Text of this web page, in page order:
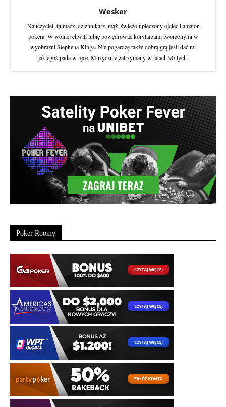
Wesker
Nauczyciel, tłumacz, dziennikarz, mąż, świeżo upieczony ojciec i amator
pokera. W wolnej chwili lubię powędrować korytarzami tworzonymi w
wyobraźni Stephena Kinga. Nie pogardzę także dobrą grą jeśli dać mi
jakiegoś pada w ręce. Muzycznie zatrzymany w latach 90-tych.
Poker Roomy